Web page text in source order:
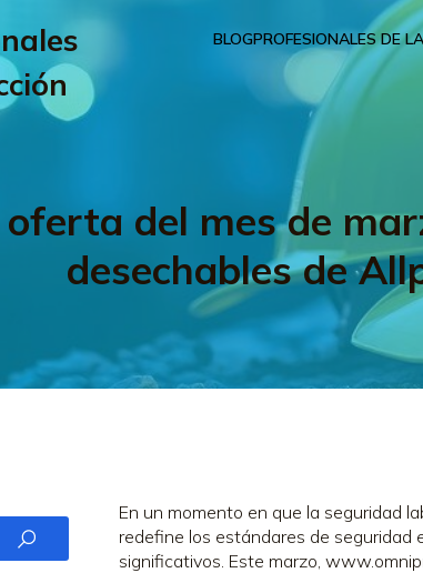
BLOGPROFESIONALES DE
del mes de
desechables de
En un momento en que la seguridad
redefine los estándares de seguridad
significativos. Este marzo,